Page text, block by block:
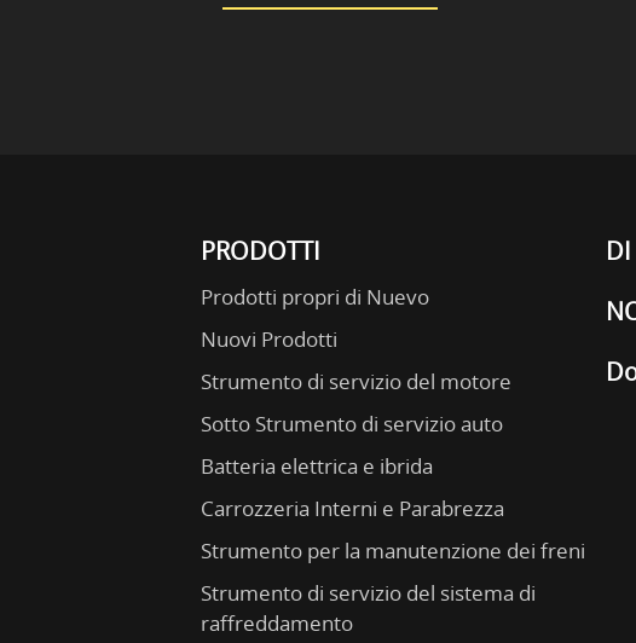
PRODOTTI
Prodotti propri di Nuevo
Nuovi Prodotti
Strumento di servizio del motore
Sotto Strumento di servizio auto
Batteria elettrica e ibrida
Carrozzeria Interni e Parabrezza
Strumento per la manutenzione dei freni
Strumento di servizio del sistema di
raffreddamento
DI